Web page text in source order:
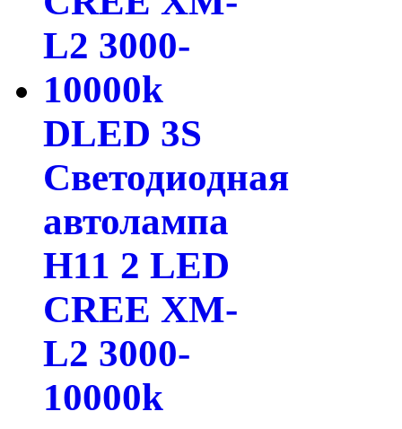
DLED 3S
Светодиодная
автолампа
H11 2 LED
CREE XM-
L2 3000-
10000k